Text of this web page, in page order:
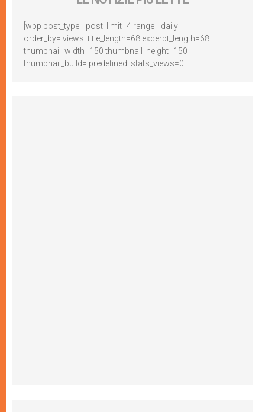
[wpp post_type='post' limit=4 range='daily'
order_by='views' title_length=68 excerpt_length=68
thumbnail_width=150 thumbnail_height=150
thumbnail_build='predefined' stats_views=0]